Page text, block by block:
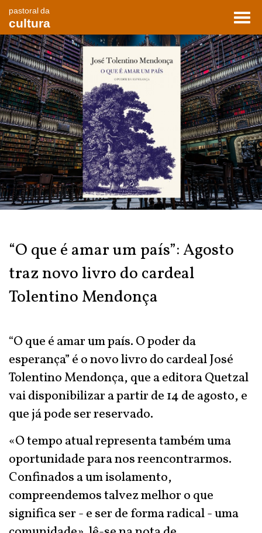
pastoral da
cultura
“O que é amar um país”: Agosto
traz novo livro do cardeal
Tolentino Mendonça
“O que é amar um país. O poder da
esperança” é o novo livro do cardeal José
Tolentino Mendonça, que a editora Quetzal
vai disponibilizar a partir de 14 de agosto, e
que já pode ser reservado.
«O tempo atual representa também uma
oportunidade para nos reencontrarmos.
Confinados a um isolamento,
compreendemos talvez melhor o que
significa ser - e ser de forma radical - uma